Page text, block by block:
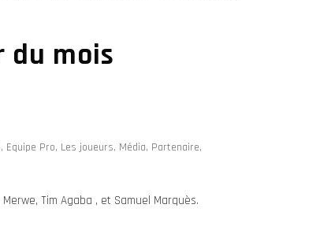
du mois
, Equipe Pro, Les joueurs, Média, Partenaire,
Tim Agaba , et Samuel Marquès.